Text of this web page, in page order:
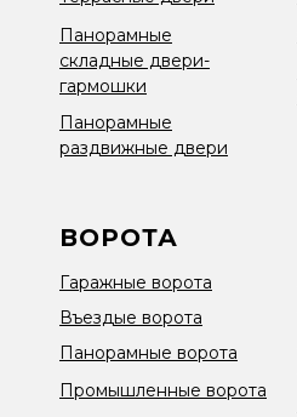
Панорамные
складные двери-
гармошки
Панорамные
раздвижные двери
ВОРОТА
Промышленные ворота
Панорамные ворота
Гаражные ворота
Въездые ворота